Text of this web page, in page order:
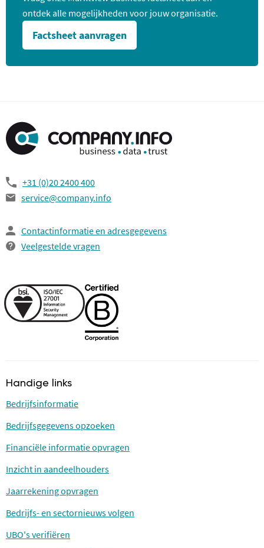
ontdek alle mogelijkheden voor jouw organisatie.
Factsheet aanvragen
+31 (0)20 2400 400
service@company.info
Contactinformatie en adresgegevens
Veelgestelde vragen
Handige links
Bedrijfsinformatie
Bedrijfsgegevens opzoeken
Financiële informatie opvragen
Inzicht in aandeelhouders
Jaarrekening opvragen
Bedrijfs- en sectornieuws volgen
UBO's verifiëren